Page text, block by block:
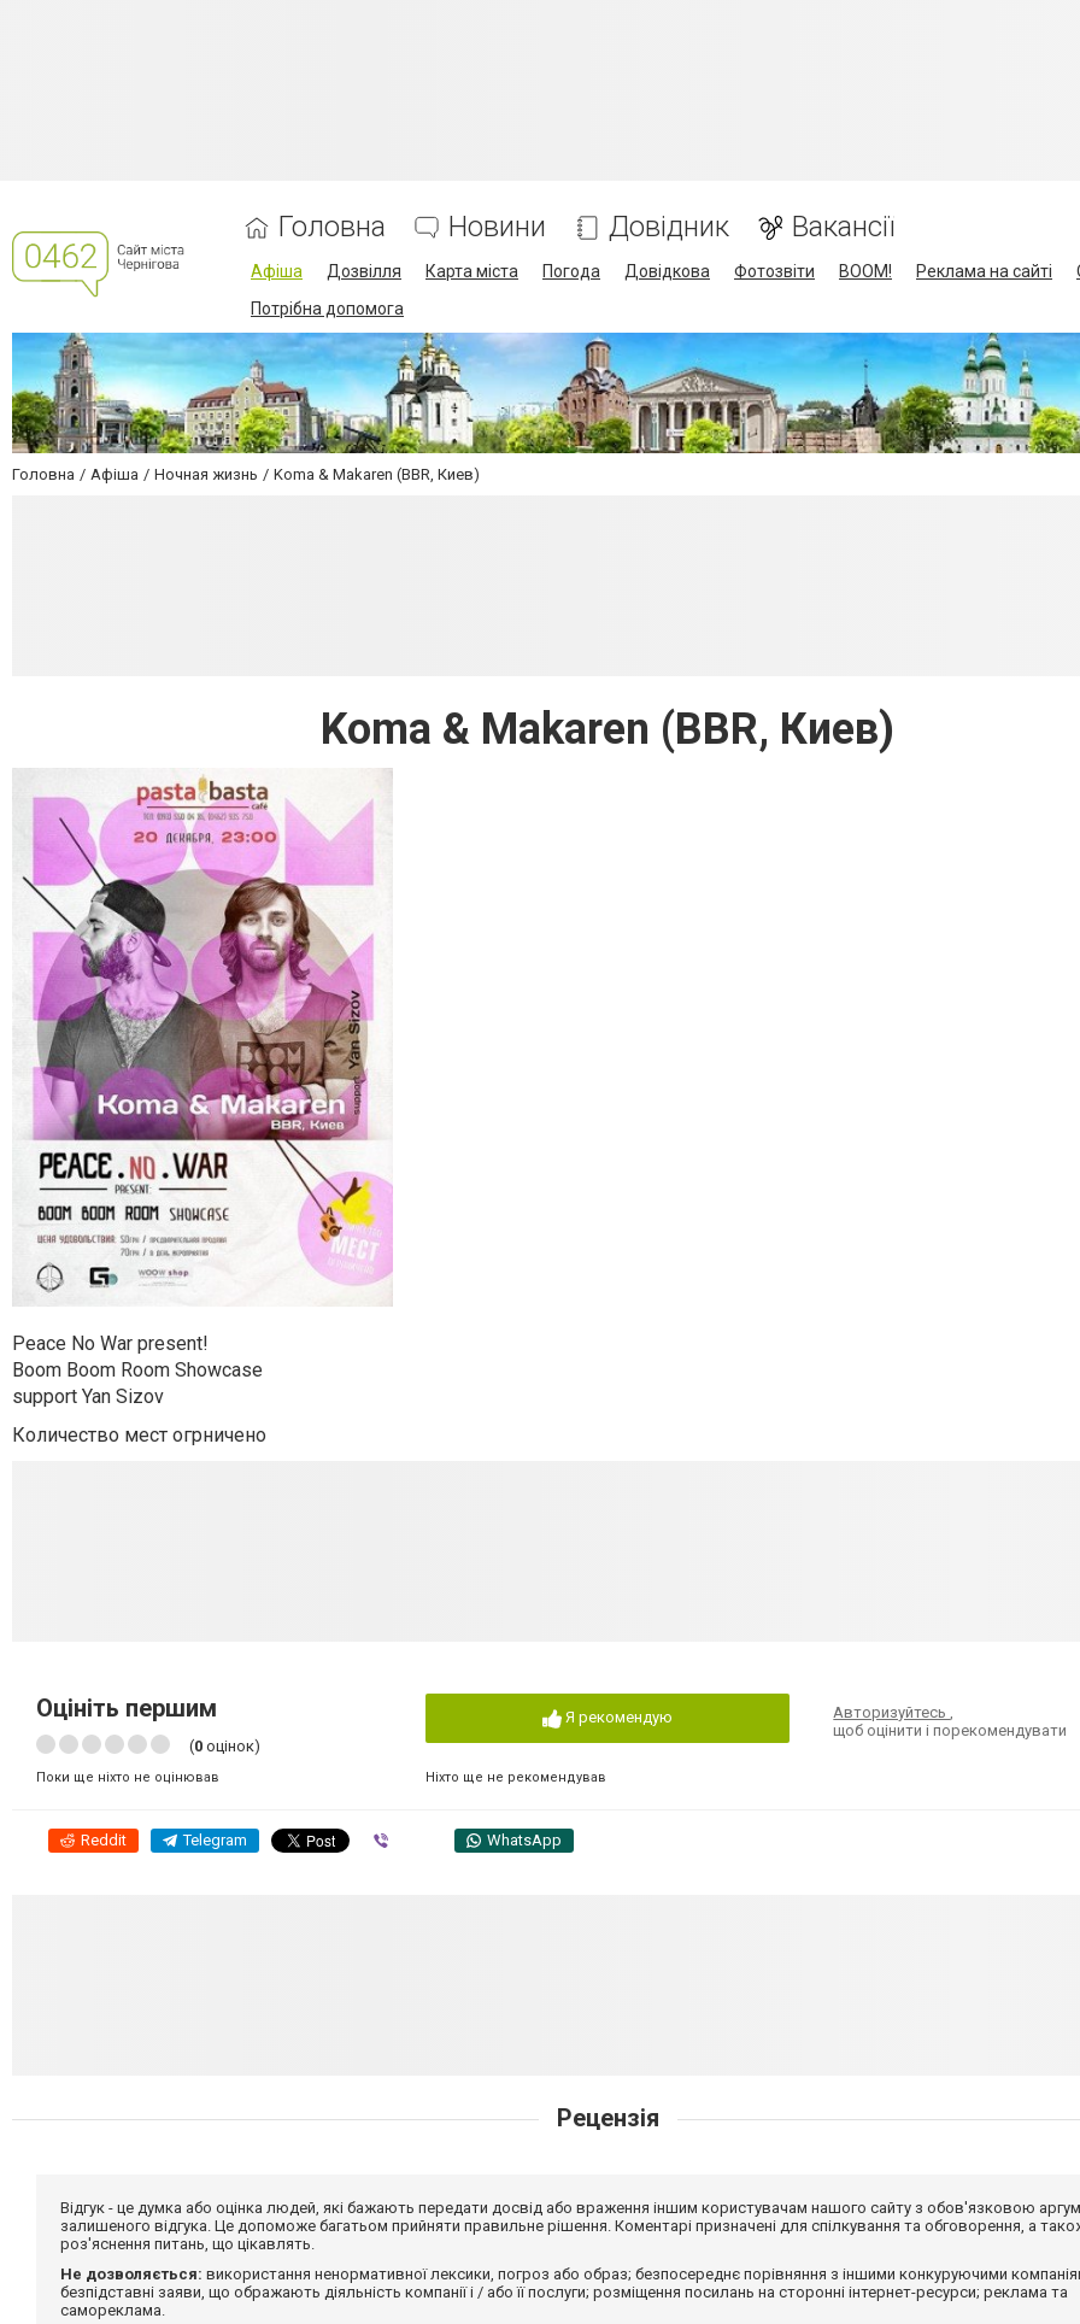
Головна Новини Довідник Вакансії
Афіша Дозвілля Карта міста Погода Довідкова Фотозвіти BOOM! Реклама на сайті
Потрібна допомога
Головна Афіша Ночная жизнь Koma & Makaren (BBR, Киев)
Koma & Makaren (BBR, Киев)
Peace No War present!
Boom Boom Room Showcase
support Yan Sizov
Количество мест огрничено
Оцініть першим
(0 оцінок)
Поки ще ніхто не оцінював
Я рекомендую
Ніхто ще не рекомендував
Авторизуйтесь
щоб оцінити і порекомендувати
Reddit Telegram WhatsApp
Рецензія
Відгук - це думка або оцінка людей, які бажають передати досвід або враження іншим користувачам нашого сайту з обов'язковою
залишеного відгука. Це допоможе багатьом прийняти правильне рішення. Коментарі призначені для спілкування та обговорення, а
роз'яснення питань, що цікавлять.
Не дозволяється: використання ненормативної лексики, погроз або образ; безпосереднє порівняння з іншими конкуруючими
безпідставні заяви, що ображають діяльність компанії і / або її послуги; розміщення посилань на сторонні інтернет-ресурси; реклама та
самореклама.